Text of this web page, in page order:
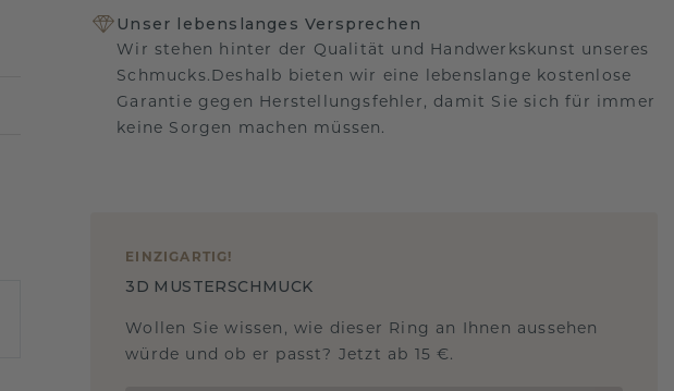
Unser lebenslanges Versprechen
Wir stehen hinter der Qualität und Handwerkskunst unseres
Schmucks.Deshalb bieten wir eine lebenslange kostenlose
Garantie gegen Herstellungsfehler, damit Sie sich für immer
keine Sorgen machen müssen.
EINZIGARTIG !
3D MUSTERSCHMUCK
Wollen Sie wissen, wie dieser Ring an Ihnen aussehen
würde und ob er passt? Jetzt ab 15 €.